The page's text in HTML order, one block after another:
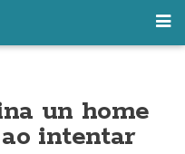
un home
intentar